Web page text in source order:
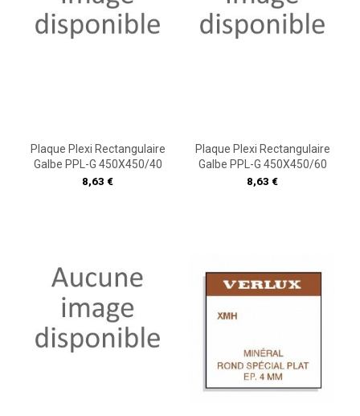
Plaque Plexi Rectangulaire
Galbe PPL-G 450X450/40
Prix
8,63 €
Plaque Plexi Rectangulaire
Galbe PPL-G 450X450/60
Prix
8,63 €